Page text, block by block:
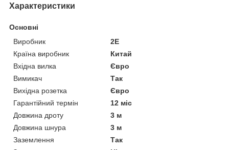
Характеристики
Основні
Виробник
2E
Країна виробник
Китай
Вхідна вилка
Євро
Вимикач
Так
Вихідна розетка
Євро
Гарантійний термін
12 міс
Довжина дроту
3 м
Довжина шнура
3 м
Заземлення
Так